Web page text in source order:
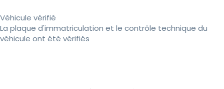
Véhicule vérifié
La plaque d'immatriculation et le contrôle technique du
véhicule ont été vérifiés